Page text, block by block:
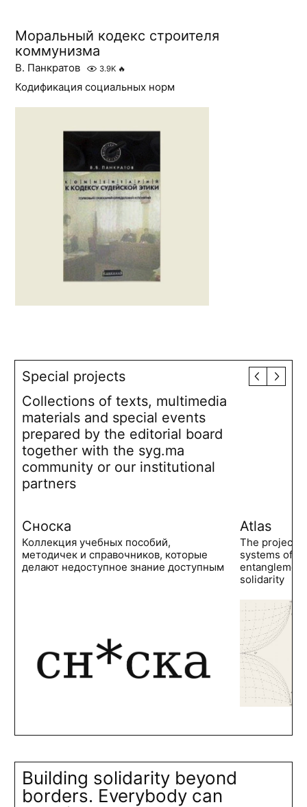
Моральный кодекс строителя
коммунизма
В. Панкратов 3.9K 🔥
Кодификация социальных норм
Special projects
Collections of texts, multimedia
materials and special events
prepared by the editorial board
together with the syg.ma
community or our institutional
partners
Сноска
Коллекция учебных пособий,
методичек и справочников, которые
делают недоступное знание доступным
Atlas
The project
systems of
solidarity
Building solidarity beyond
borders. Everybody can